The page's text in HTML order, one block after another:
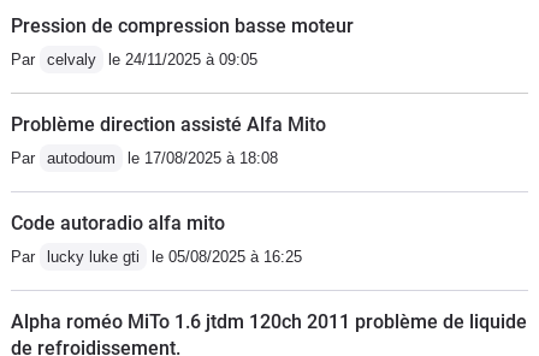
Pression de compression basse moteur
Par celvaly le 24/11/2025 à 09:05
Problème direction assisté Alfa Mito
Par autodoum le 17/08/2025 à 18:08
Code autoradio alfa mito
Par lucky luke gti le 05/08/2025 à 16:25
Alpha roméo MiTo 1.6 jtdm 120ch 2011 problème de liquide
de refroidissement.